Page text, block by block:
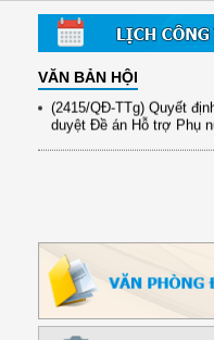
VĂN BẢN HỘI
(891/KH-ĐCT) Kế hoạch
quyết số 72-NQ/TW ngày
(2415/QĐ-TTg) Quyết
duyệt Đề án Hỗ trợ Phụ